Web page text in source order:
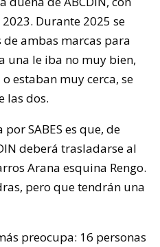
Durante 2025 se
ambas marcas para
una le iba no muy bien,
estaban muy cerca, se
las dos.
SABES es que, de
deberá trasladarse al
Arana esquina Rengo.
pero que tendrán una
preocupa: 16 personas